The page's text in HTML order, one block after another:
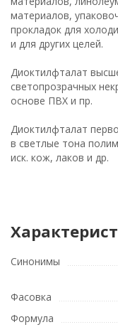
материалов,
прокладок для
и для других целей.
Диоктилфталат
светопрозрачных
основе ПВХ и пр.
Диоктилфталат
в светлые тона
иск. кож, лаков и др.
Синонимы
Фасовка
Формула